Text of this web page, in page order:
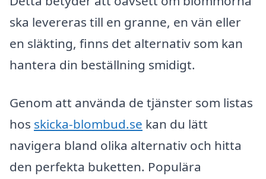
ska levereras till en granne, en vän eller
en släkting, finns det alternativ som kan
hantera din beställning smidigt.
Genom att använda de tjänster som listas
hos skicka-blombud.se kan du lätt
navigera bland olika alternativ och hitta
den perfekta buketten. Populära